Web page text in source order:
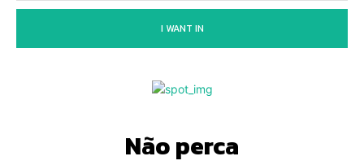
I WANT IN
Não perca